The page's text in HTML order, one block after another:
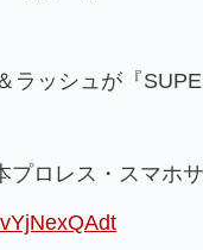
ラッシュが『
ロレス・スマホ